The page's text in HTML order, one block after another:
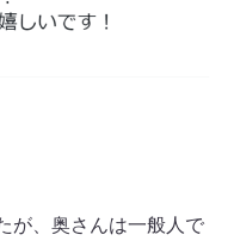
が、奥さんは一般人で